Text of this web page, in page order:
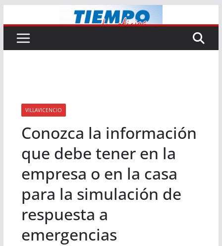
al
contenido
VILLAVICENCIO
Conozca la información
que debe tener en la
empresa o en la casa
para la simulación de
respuesta a
emergencias